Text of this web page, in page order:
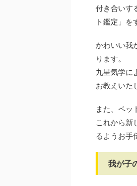
付き合いす
ト鑑定」を
かわいい我
ります。
九星気学に
お教えいた
また、ペッ
これから新
るようお手
我が子